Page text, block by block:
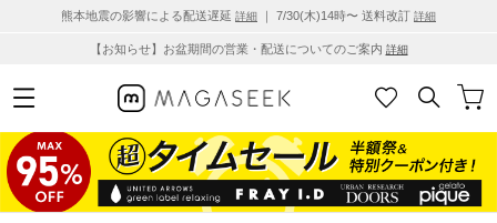
熊本地震の影響による配送遅延 詳細 ｜ 7/30(木)14時〜 送料改訂 詳細
【お知らせ】お盆期間の営業・配送についてのご案内 詳細